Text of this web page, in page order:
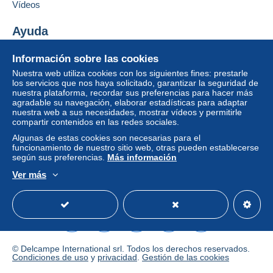
Esta zona incluye
Modo de envío
Pago por:
Carta (tamaño normal)
2,40 €
Carta certificada (formato grande/carta grande)
+ seguro (seguimiento)
Paquete DHL(seguimiento)
8,50 €
sobre las entregas, debe ser
miembro y conectarse.
Identific
arse
Registr
arse
Condiciones de pago:
Ocultar los objetos de este vendedor
Información sobre las cookies
Nuestra web utiliza cookies con los siguientes fines: prestarle
los servicios que nos haya solicitado, garantizar la seguridad de
nuestra plataforma, recordar sus preferencias para hacer más
agradable su navegación, elaborar estadísticas para adaptar
nuestra web a sus necesidades, mostrar vídeos y permitirle
compartir contenidos en las redes sociales.
Algunas de estas cookies son necesarias para el
funcionamiento de nuestro sitio web, otras pueden establecerse
según sus preferencias. Más información
Ver más
Vídeos
Ayuda
Comprar en Delcampe
Vender en Delcampe
Una página securizada
© Delcampe International srl. Todos los derechos reservados.
Condiciones de uso y privacidad Gestión de las cookies